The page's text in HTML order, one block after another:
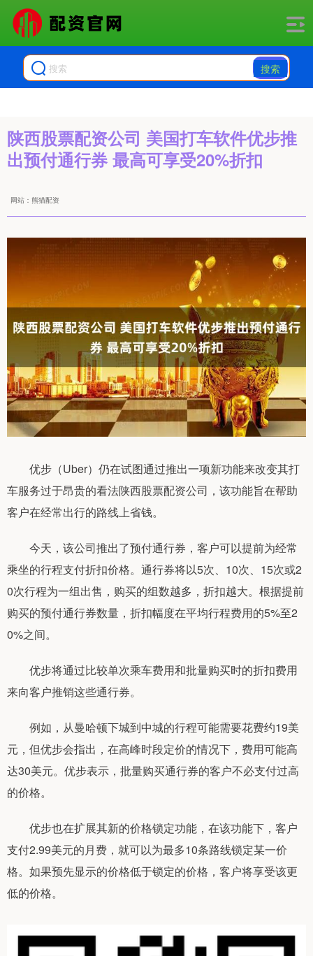
搜索
陕西股票配资公司 美国打车软件优步推
出预付通行券 最高可享受20%折扣
网站：熊猫配资
优步（Uber）仍在试图通过推出一项新功能来改变其打
车服务过于昂贵的看法陕西股票配资公司，该功能旨在帮助
客户在经常出行的路线上省钱。
今天，该公司推出了预付通行券，客户可以提前为经常
乘坐的行程支付折扣价格。通行券将以5次、10次、15次或2
0次行程为一组出售，购买的组数越多，折扣越大。根据提前
购买的预付通行券数量，折扣幅度在平均行程费用的5%至2
0%之间。
优步将通过比较单次乘车费用和批量购买时的折扣费用
来向客户推销这些通行券。
例如，从曼哈顿下城到中城的行程可能需要花费约19美
元，但优步会指出，在高峰时段定价的情况下，费用可能高
达30美元。优步表示，批量购买通行券的客户不必支付过高
的价格。
优步也在扩展其新的价格锁定功能，在该功能下，客户
支付2.99美元的月费，就可以为最多10条路线锁定某一价
格。如果预先显示的价格低于锁定的价格，客户将享受该更
低的价格。